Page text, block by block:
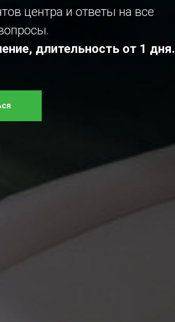
центра и ответы на все
длительность от 1 дня.